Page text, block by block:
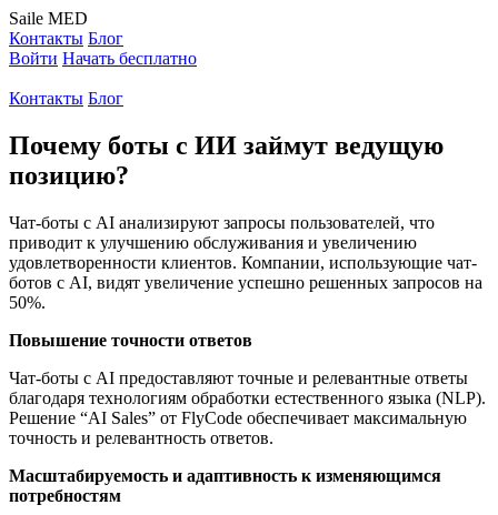
Saile MED
Контакты Блог
Войти Начать бесплатно
Контакты Блог
Почему боты с ИИ займут ведущую
позицию?
Чат-боты с AI анализируют запросы пользователей, что
приводит к улучшению обслуживания и увеличению
удовлетворенности клиентов. Компании, использующие чат-
ботов с AI, видят увеличение успешно решенных запросов на
50%.
Повышение точности ответов
Чат-боты с AI предоставляют точные и релевантные ответы
благодаря технологиям обработки естественного языка (NLP).
Решение “AI Sales” от FlyCode обеспечивает максимальную
точность и релевантность ответов.
Масштабируемость и адаптивность к изменяющимся
потребностям